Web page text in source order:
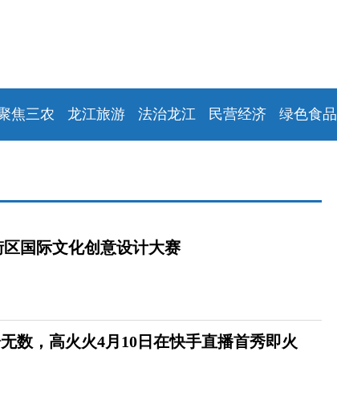
焦三农 龙江旅游 法治龙江 民营经济 绿色食品
国际文化创意设计大赛
数，高火火4月10日在快手直播首秀即火